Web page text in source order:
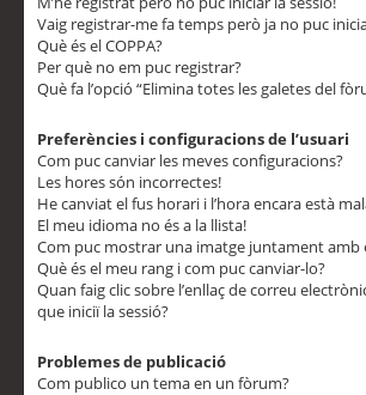
Vaig registrar-me fa temps però ja no puc
Què és el COPPA?
Per què no em puc registrar?
Què fa l’opció “Elimina totes les galetes del
Preferències i configuracions de l’usuari
Com puc canviar les meves configuracions?
Les hores són incorrectes!
He canviat el fus horari i l’hora encara està
El meu idioma no és a la llista!
Com puc mostrar una imatge juntament amb
Què és el meu rang i com puc canviar-lo?
Quan faig clic sobre l’enllaç de correu
que iniciï la sessió?
Problemes de publicació
Com publico un tema en un fòrum?